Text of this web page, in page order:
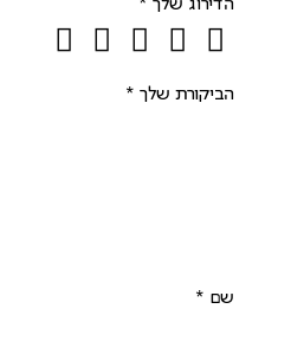
הדירוג שלך *
הביקורת שלך *
שם *